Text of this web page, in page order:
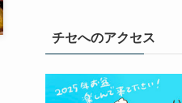
チセへのアクセス